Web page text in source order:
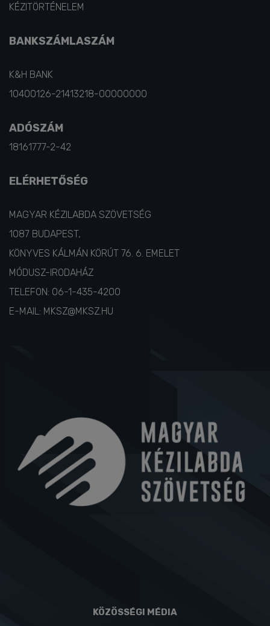
KÉZITÖRTÉNELEM
BANKSZÁMLASZÁM
K&H BANK
10400126-21413218-00000000
ADÓSZÁM
18161777-2-42
ELÉRHETŐSÉG
MAGYAR KÉZILABDA SZÖVETSÉG
1087 BUDAPEST,
KÖNYVES KÁLMÁN KÖRÚT 76. 6. EMELET
MÓDUSZ-IRODAHÁZ
TELEFON: 06-1-435-4200
E-MAIL: MKSZ@MKSZ.HU
KÖZÖSSÉGI MÉDIA